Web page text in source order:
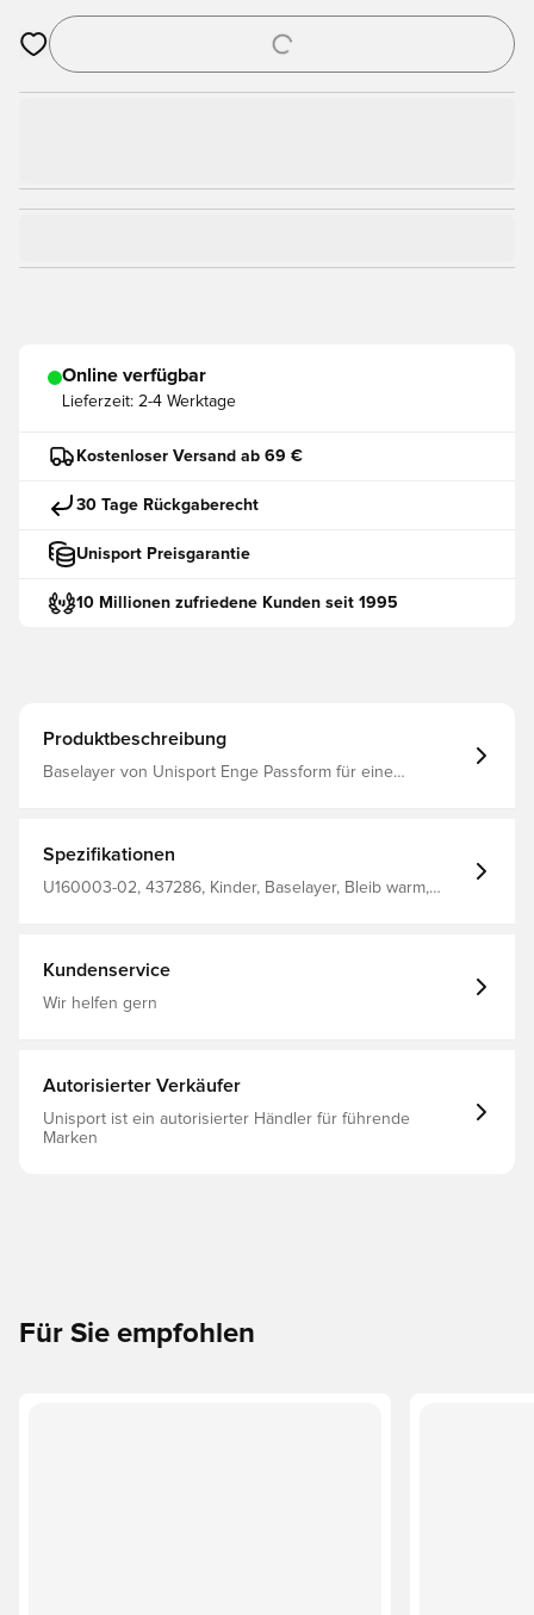
Öffnet ein Fenster zum Anmelden oder Registrieren als
Online verfügbar
Lieferzeit: 2-4 Werktage
Kostenloser Versand ab 69 €
30 Tage Rückgaberecht
Unisport Preisgarantie
10 Millionen zufriedene Kunden seit 1995
Produktbeschreibung
Baselayer von Unisport Enge Passform für eine
Polyester und 12 % Elastan
Spezifikationen
U160003-02, 437286, Kinder, Baselayer, Bleib warm,
Kundenservice
Wir helfen gern
Autorisierter Verkäufer
Unisport ist ein autorisierter Händler für führende
Marken
Für Sie empfohlen